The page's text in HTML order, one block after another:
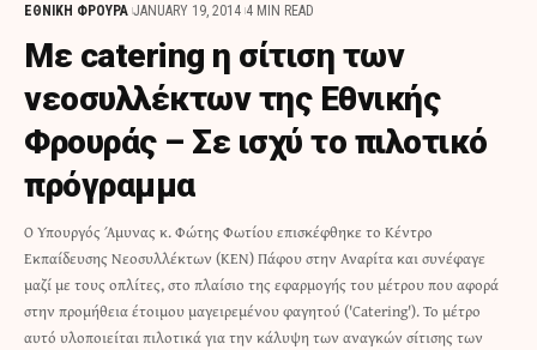
ΕΘΝΙΚΗ ΦΡΟΥΡΑ JANUARY 19, 2014 4 MIN READ
Με catering η σίτιση των
νεοσυλλέκτων της Εθνικής
Φρουράς – Σε ισχύ το πιλοτικό
πρόγραμμα
Ο Υπουργός Άμυνας κ. Φώτης Φωτίου επισκέφθηκε το Κέντρο
Εκπαίδευσης Νεοσυλλέκτων (ΚΕΝ) Πάφου στην Αναρίτα και συνέφαγε
μαζί με τους οπλίτες, στο πλαίσιο της εφαρμογής του μέτρου που αφορά
στην προμήθεια έτοιμου μαγειρεμένου φαγητού ('Catering'). Το μέτρο
αυτό υλοποιείται πιλοτικά για την κάλυψη των αναγκών σίτισης των